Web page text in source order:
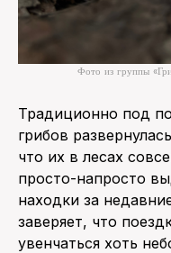
Фото из группы
Традиционно под
грибов
что их в лесах
просто-напросто
находки за
заверяет, что
увенчаться хоть